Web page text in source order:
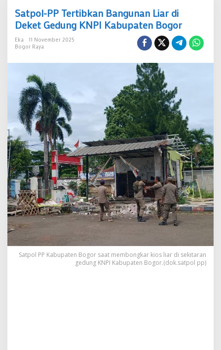
Tertibkan
Bangunan
Liar
KNPI
Satpol-PP Tertibkan Bangunan Liar di
Deket Gedung KNPI Kabupaten Bogor
Eka
11 November 2025
Bogor Raya
Satpol PP Kabupaten Bogor saat membongkar kios liar di sekitaran
gedung KNPI Kabupaten Bogor.(dok.satpol pp)